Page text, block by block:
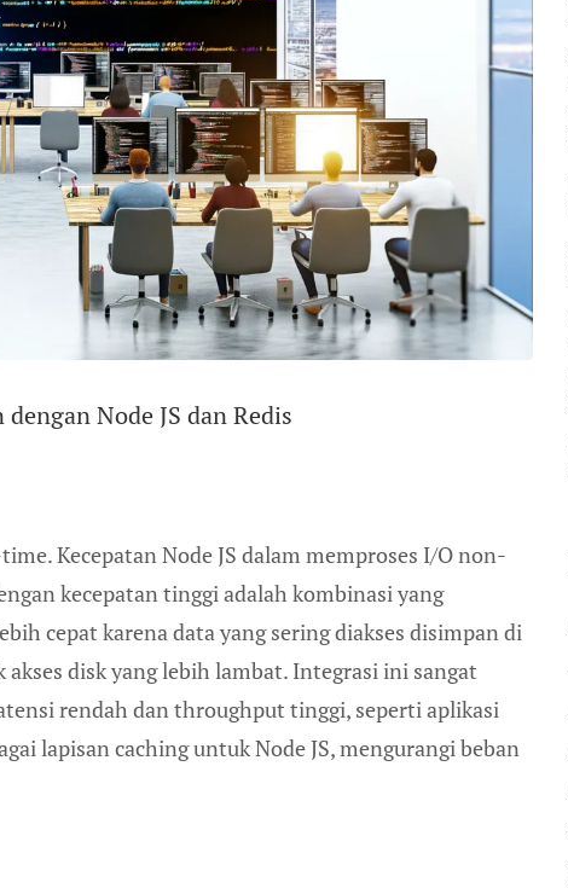
Node JS dan Redis
Kecepatan Node JS dalam memproses I/O non-
kecepatan tinggi adalah kombinasi yang
cepat karena data yang sering diakses disimpan di
disk yang lebih lambat. Integrasi ini sangat
rendah dan throughput tinggi, seperti aplikasi
lapisan caching untuk Node JS, mengurangi beban